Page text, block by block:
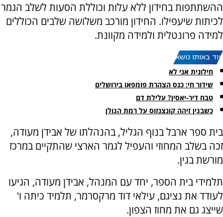
ההשתתפות בחידון ללא עלות וכוללת הסעות לשלב הגמר
לכיתות שיעפילו. החידון מורכב משלושה שלבים הכוללים
למידה פרונטלית ולמידה מקוונת.
עוד באותו נושא:
חילונית אני לא
שידור חי: כנס הצהרת פומפאו בירושלים
טבח דיר-יאסין? עלילת דם
כשבגין זיהה קונצנזוס על רמת הגולן
בית ספר ארבל בנוף הגליל, בהנהלתו של אבידן מעודה,
זכה בשלב המחוזי והעפיל לגמר הארצי שהתקיים במרכז
מורשת בגין.
תלמידי בית הספר, יחד עם המנהל, אבידן מעודה, הגיעו
לעודד את נציגם, עילאי דוד מרקסרמר, תלמיד כיתה ו'
שייצג גם את מחוז הצפון.